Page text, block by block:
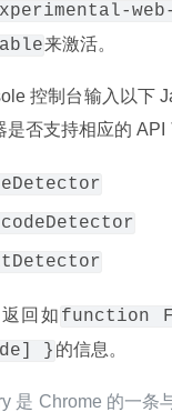
来激活。
控制台输入以下
否支持相应的 API
回如 function
} 的信息。
是 Chrome 的一条